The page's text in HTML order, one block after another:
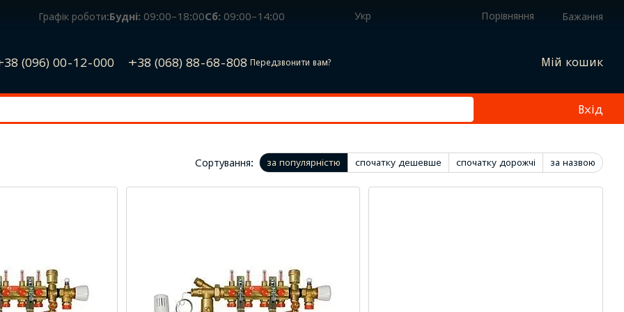
Графік роботи:Будні: 09:00–18:00Сб: 09:00–14:00 Укр Порівняння Бажання
(096) 00-12-000 +38 (068) 88-68-808 Передзвонити вам? Мій кошик
Вхід
Сортування: за популярністю спочатку дешевше спочатку дорожчі за назвою